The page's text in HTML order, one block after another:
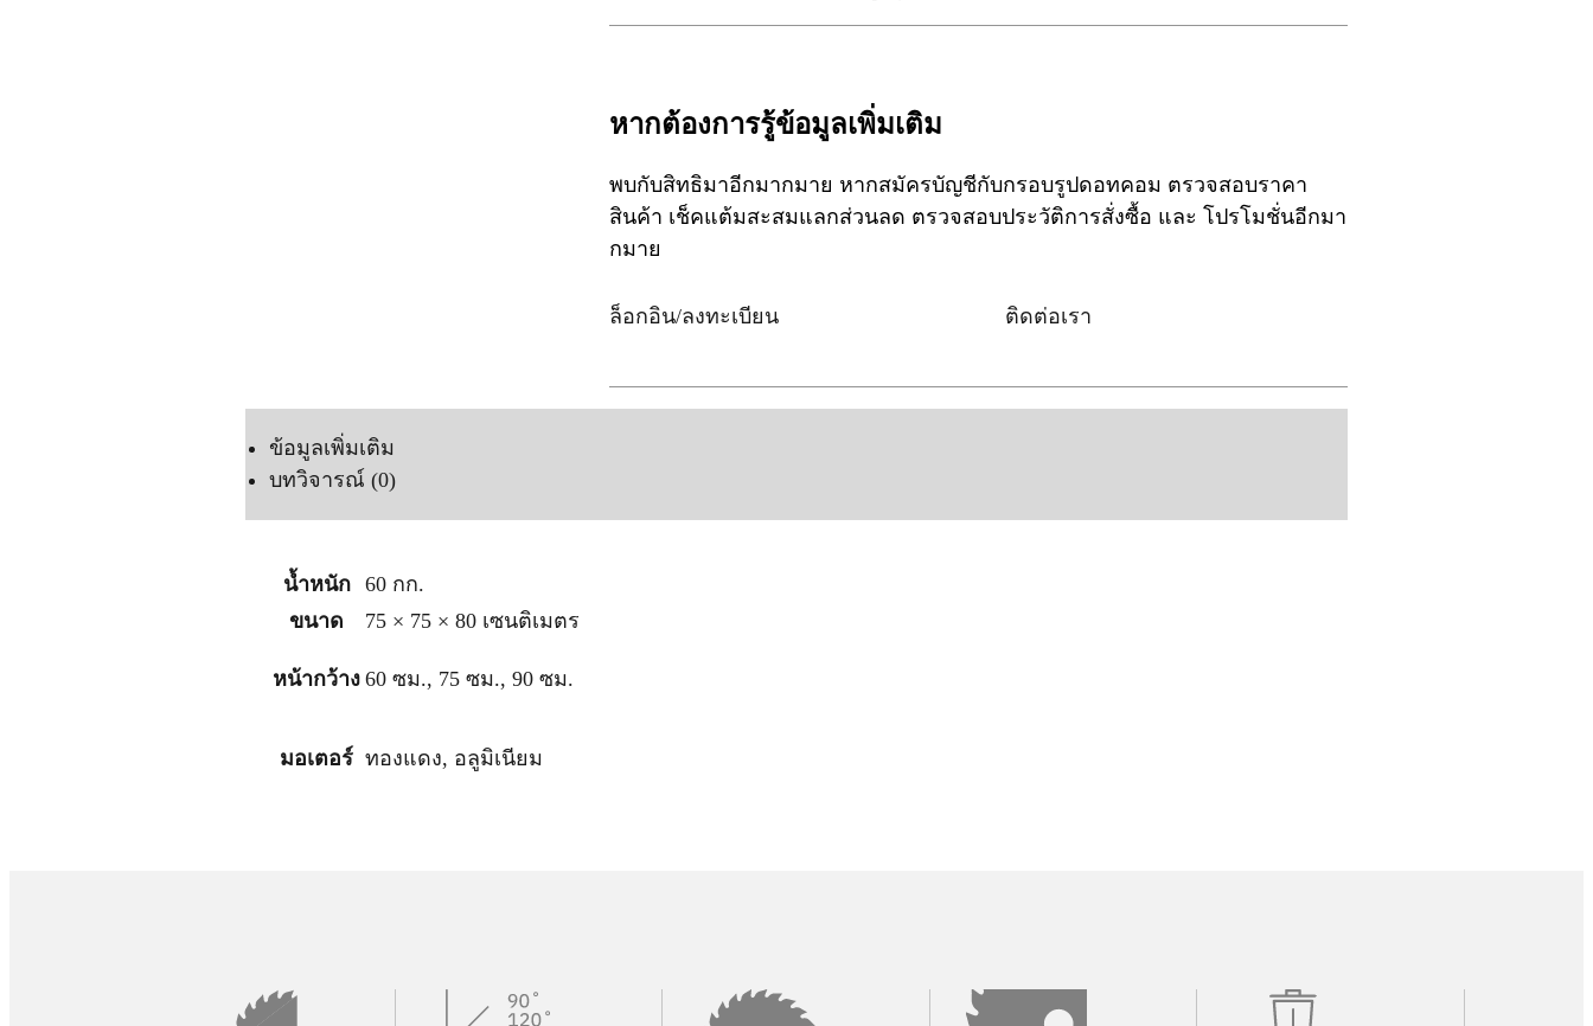
หากต้องการรู้ข้อมูลเพิ่มเติม
พบกับสิทธิมาอีกมากมาย หากสมัครบัญชีกับกรอบรูปดอทคอม ตรวจสอบราคา
สินค้า เช็คแต้มสะสมแลกส่วนลด ตรวจสอบประวัติการสั่งซื้อ และ โปรโมชั่นอีกมา
กมาย
ล็อกอิน/ลงทะเบียน ติดต่อเรา
ข้อมูลเพิ่มเติม
บทวิจารณ์ (0)
น้ำหนัก
60 กก.
ขนาด
75 × 75 × 80 เซนติเมตร
หน้ากว้าง 60 ซม., 75 ซม., 90 ซม.
มอเตอร์ ทองแดง, อลูมิเนียม